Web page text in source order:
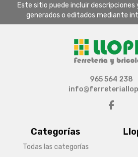
Este sitio puede incluir
generados o editados mediante
Categorías
Todas las categorías
965 564 238